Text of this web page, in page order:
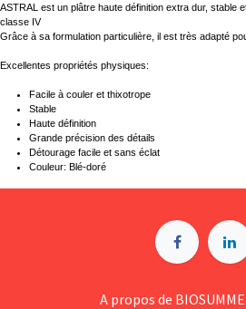
ASTRAL est un plâtre haute définition extra dur, stable
classe IV
Grâce à sa formulation particulière, il est très adapté
Excellentes propriétés physiques:
Facile à couler et thixotrope
Stable
Haute définition
Grande précision des détails
Détourage facile et sans éclat
Couleur: Blé-doré
A p​ropos de